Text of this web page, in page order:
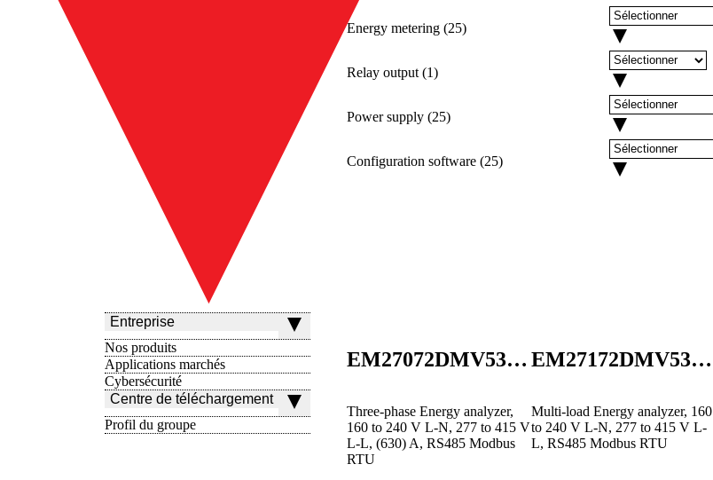
Entreprise
Nos produits
Applications marchés
Cybersécurité
Centre de téléchargement
Profil du groupe
Energy metering (25)
Relay output (1)
Power supply (25)
Configuration software (25)
EM27072DMV53X2SX
Three-phase Energy analyzer,
160 to 240 V L-N, 277 to 415 V
L-L, (630) A, RS485 Modbus
RTU
EM27172DMV53X2SX
Multi-load Energy analyzer, 160
to 240 V L-N, 277 to 415 V L-
L, RS485 Modbus RTU